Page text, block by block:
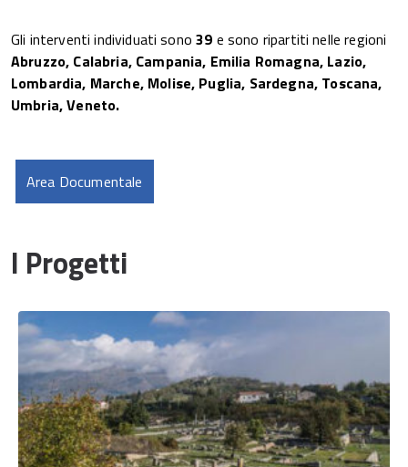
Gli interventi individuati sono39 e sono ripartiti nelle regioni
Abruzzo, Calabria, Campania, Emilia Romagna, Lazio,
Lombardia, Marche, Molise, Puglia, Sardegna, Toscana,
Umbria, Veneto.
Area Documentale
I Progetti